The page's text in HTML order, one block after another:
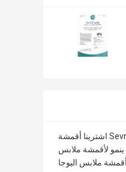
اشترينا أقمشة Sevnna Textile في السنوات
لأقمشة ملابس
ملابس اليوجا